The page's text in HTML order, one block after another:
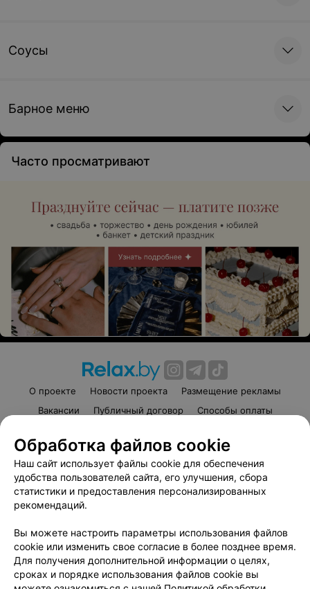
Соусы
Барное меню
Часто просматривают
О проекте Новости проекта
Размещение рекламы
Вакансии
Публичный договор
Способы оплаты
«Афиша»
Пользовательское соглашение
Написать в поддержку
Связаться по вопросам сотрудничества
Персональные настройки cookie
Обработка персональных данных
Обработка файлов cookie
Наш сайт использует файлы cookie для обеспечения
удобства пользователей сайта, его улучшения, сбора
статистики и предоставления персонализированных
рекомендаций.
Вы можете настроить параметры использования файлов
cookie или изменить свое согласие в более позднее время.
Для получения дополнительной информации о целях,
сроках и порядке использования файлов cookie вы